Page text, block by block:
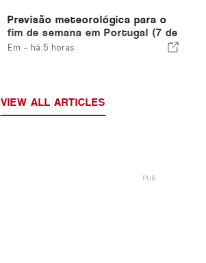
Previsão meteorológica para o
fim de semana em Portugal (7 de
agosto): O que esperar em todo
Em - há 5 horas
VIEW ALL ARTICLES